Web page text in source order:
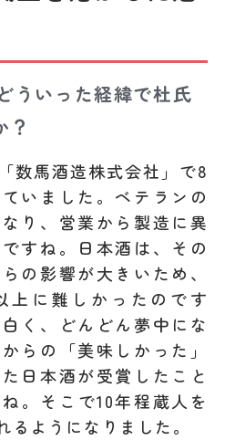
ういった経緯で杜氏
？
数馬酒造株式会社」で8
いました。ベテランの
り、営業から製造に異
すね。日本酒は、その
の影響が大きいため、
上に難しかったのです
く、どんどん夢中にな
らの「美味しかった」
日本酒が受賞したこと
。そこで10年程蔵人を
るようになりました。